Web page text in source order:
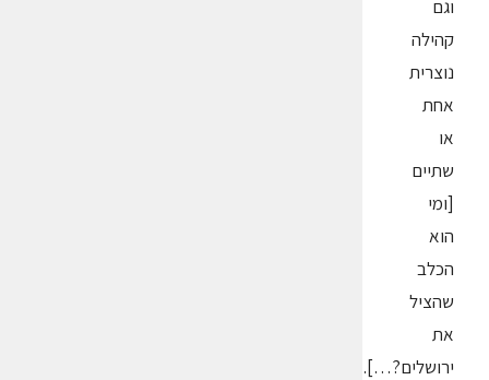
וגם
קהילה
נוצרית
אחת
או
שתיים
[ומי
הוא
הכלב
שהציל
את
ירושלים?…].